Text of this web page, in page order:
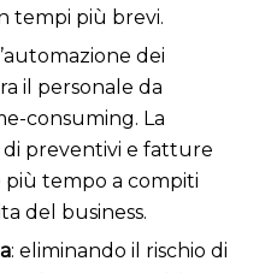
tempi più brevi.
dei
il personale da
consuming. La
di preventivi e fatture
tempo a compiti
del business.
: eliminando il rischio di